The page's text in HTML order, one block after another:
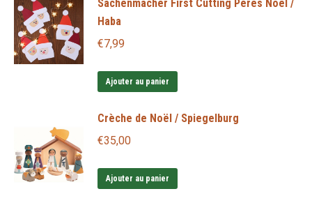
Sachenmacher First Cutting Pères Noël /
Haba
€7,99
Ajouter au panier
Crèche de Noël / Spiegelburg
€35,00
Ajouter au panier